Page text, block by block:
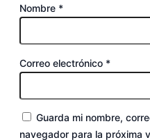
Nombre *
Correo electrónico *
Guarda mi nombre,
navegador para la próxima